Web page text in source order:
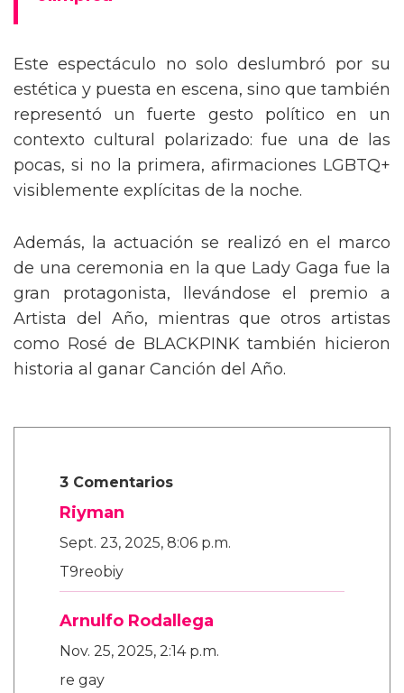
Este espectáculo no solo deslumbró por su
estética y puesta en escena, sino que también
representó un fuerte gesto político en un
contexto cultural polarizado: fue una de las
pocas, si no la primera, afirmaciones LGBTQ+
visiblemente explícitas de la noche.
Además, la actuación se realizó en el marco
de una ceremonia en la que Lady Gaga fue la
gran protagonista, llevándose el premio a
Artista del Año, mientras que otros artistas
como Rosé de BLACKPINK también hicieron
historia al ganar Canción del Año.
3 Comentarios
Riyman
Sept. 23, 2025, 8:06 p.m.
T9reobiy
Arnulfo Rodallega
Nov. 25, 2025, 2:14 p.m.
re gay